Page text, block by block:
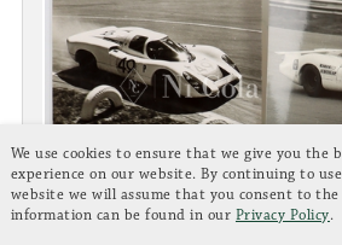
We use cookies to ensure that we give you the
experience on our website. By continuing to
website we will assume that you consent to
information can be found in our Privacy Policy.